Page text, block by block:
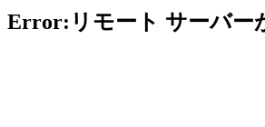
Error:リモート サーバー